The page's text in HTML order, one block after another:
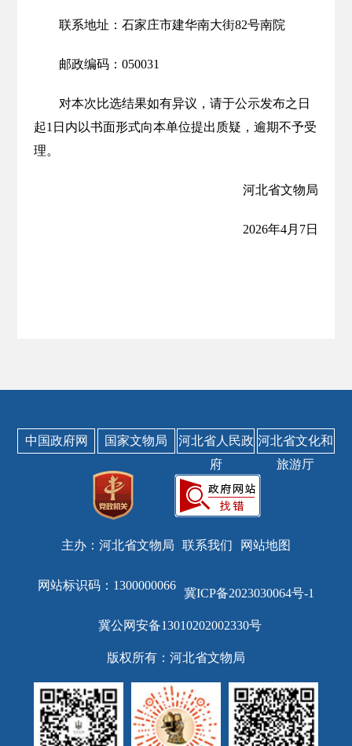
联系地址：石家庄市建华南大街82号南院
邮政编码：050031
对本次比选结果如有异议，请于公示发布之日
起1日内以书面形式向本单位提出质疑，逾期不予受
理。
河北省文物局
2026年4月7日
中国政府网 国家文物局
河北省人民政
府
河北省文化和
旅游厅
主办：河北省文物局 联系我们 网站地图
网站标识码：1300000066
冀ICP备2023030064号-1
冀公网安备13010202002330号
版权所有：河北省文物局